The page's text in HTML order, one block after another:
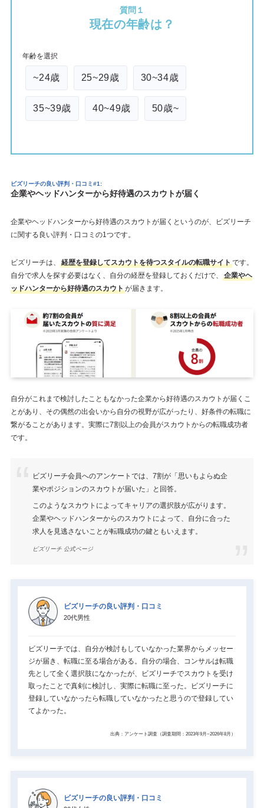
質問１
現在の年齢は？
年齢を選択
~24歳 25~29歳 30~34歳
35~39歳 40~49歳 50歳~
ビズリーチの良い評判・口コミ#1:
企業やヘッドハンターから好待遇のスカウトが届く
企業やヘッドハンターから好待遇のスカウトが届くというのが、ビズリーチ
に関する良い評判・口コミの1つです。
ビズリーチは、 経歴を登録してスカウトを待つスタイルの転職サイト です。
自分で求人を探す必要はなく、自分の経歴を登録しておくだけで、
企業やヘ
ッドハンターから好待遇のスカウト が届きます。
自分がこれまで検討したこともなかった企業から好待遇のスカウトが届くこ
とがあり、その偶然の出会いから自分の視野が広がったり、好条件の転職に
繋がることがあります。実際に7割以上の会員がスカウトからの転職成功者
です。
ビズリーチ会員へのアンケートでは、7割が「思いもよらぬ企
業やポジションのスカウトが届いた」と回答。
このようなスカウトによってキャリアの選択肢が広がります。
企業やヘッドハンターからのスカウトによって、自分に合った
求人を見逃さないことが転職成功の鍵ともいえます。
ビズリーチ 公式ページ
ビズリーチの良い評判・口コミ
20代男性
ビズリーチでは、自分が検討もしていなかった業界からメッセー
ジが届き、転職に至る場合がある。自分の場合、コンサルは転職
先として全く選択肢になかったが、ビズリーチでスカウトを受け
取ったことで真剣に検討し、実際に転職に至った。ビズリーチに
登録していなかったら転職していなかったと思うので登録してい
てよかった。
出典：アンケート調査（調査期間：2023年9月~2026年8月）
ビズリーチの良い評判・口コミ